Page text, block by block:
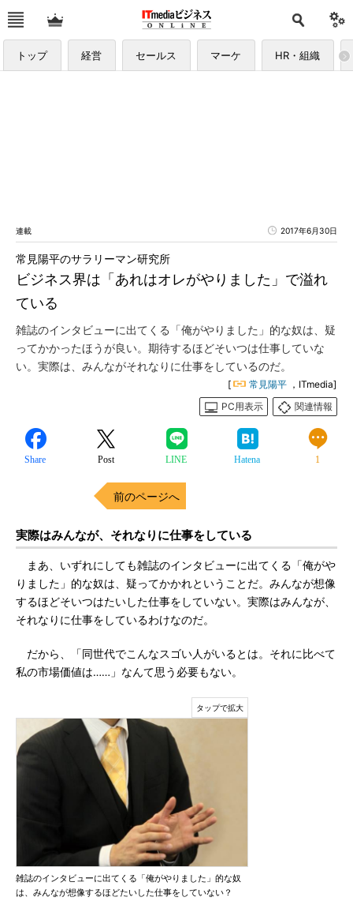
トップ 経営 セールス マーケ HR・組織
連載 2017年6月30日
ビジネス界は「あれはオレがやりました」で溢れ
ている
常見陽平のサラリーマン研究所
雑誌のインタビューに出てくる「俺がやりました」的な奴は、疑
ってかかったほうが良い。期待するほどそいつは仕事していな
い。実際は、みんながそれなりに仕事をしているのだ。
[ 常見陽平 ，ITmedia]
PC用表示
関連情報
Share Post LINE Hatena 1
前のページへ
実際はみんなが、それなりに仕事をしている
まあ、いずれにしても雑誌のインタビューに出てくる「俺がや
りました」的な奴は、疑ってかかれということだ。みんなが想像
するほどそいつはたいした仕事をしていない。実際はみんなが、
それなりに仕事をしているわけなのだ。
だから、「同世代でこんなスゴい人がいるとは。それに比べて
私の市場価値は……」なんて思う必要もない。
雑誌のインタビューに出てくる「俺がやりました」的な奴
は、みんなが想像するほどたいした仕事をしていない？